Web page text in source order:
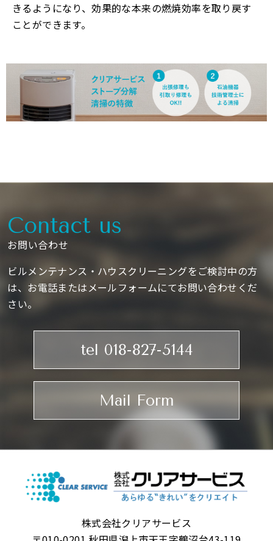
きるようになり、効果的な本来の燃焼効率を取り戻す
ことができます。
Contact us
お問い合わせ
ビルメンテナンス・ハウスクリーニングをご検討中の方
は、お電話またはメールフォームにてお問い合わせくだ
さい。
tel 018-827-5144
Mail Form
株式会社クリアサービス